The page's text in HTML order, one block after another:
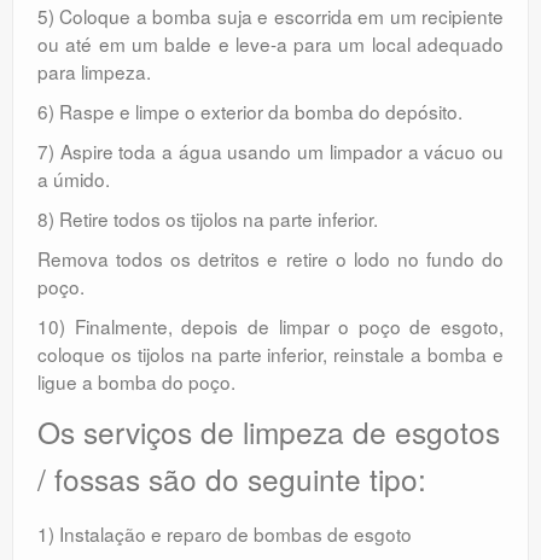
5) Coloque a bomba suja e escorrida em um recipiente
ou até em um balde e leve-a para um local adequado
para limpeza.
6) Raspe e limpe o exterior da bomba do depósito.
7) Aspire toda a água usando um limpador a vácuo ou
a úmido.
8) Retire todos os tijolos na parte inferior.
Remova todos os detritos e retire o lodo no fundo do
poço.
10) Finalmente, depois de limpar o poço de esgoto,
coloque os tijolos na parte inferior, reinstale a bomba e
ligue a bomba do poço.
Os serviços de limpeza de esgotos
/ fossas são do seguinte tipo:
1) Instalação e reparo de bombas de esgoto